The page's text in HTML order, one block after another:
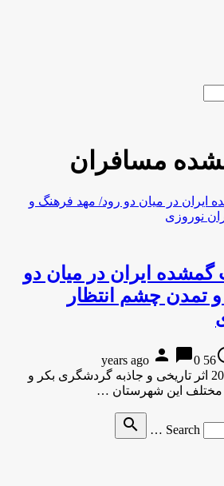
مسافران
گمشده ایران در میان دو
تمدن چشم انتظار
56 years ago
person chat_bubble0
میاندوآب دارای بیش از 200 اثر تاریخی و جاذبه گردشگری بکر و
این شهرستان …
Search …
search